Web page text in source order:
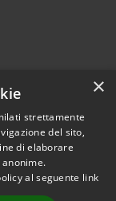
2026 • Comune di
• Powered by
×
strettamente
del sito,
di elaborare
al seguente link